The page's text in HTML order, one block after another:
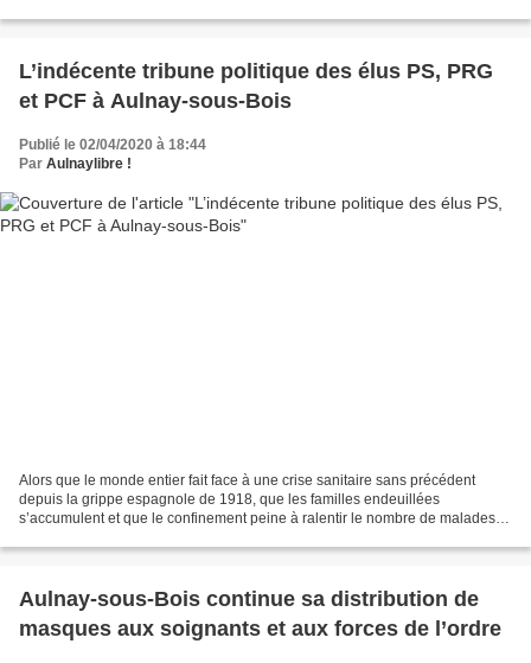
L’indécente tribune politique des élus PS, PRG
et PCF à Aulnay-sous-Bois
Publié le 02/04/2020 à 18:44
Par Aulnaylibre !
Alors que le monde entier fait face à une crise sanitaire sans précédent
depuis la grippe espagnole de 1918, que les familles endeuillées
s’accumulent et que le confinement peine à ralentir le nombre de malades et
Aulnay-sous-Bois continue sa distribution de
masques aux soignants et aux forces de l’ordre